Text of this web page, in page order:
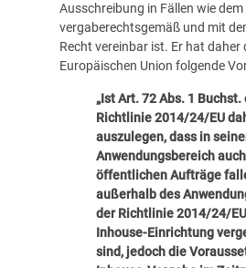
Ausschreibung in Fällen wie
vergaberechtsgemäß und mit
Recht vereinbar ist. Er hat
Europäischen Union folgende
„Ist Art. 72 Abs. 1 Buchst.
Richtlinie 2014/24/EU
auszulegen, dass in
Anwendungsbereich
öffentlichen Aufträge
außerhalb des
der Richtlinie 2014/24/
Inhouse-Einrichtung
sind, jedoch die